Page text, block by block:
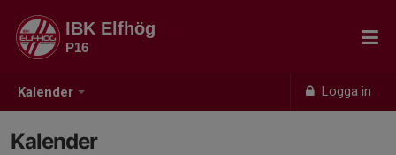
Kalender Logga in
IBK Elfhög
P16
Kalender